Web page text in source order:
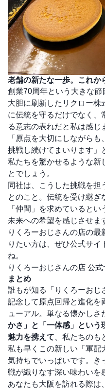
老舗の新たな一歩。これか
創業70周年という大きな
大胆に刷新したリクロー株
に伝統を守るだけでなく、
る意志の表れだと私は感じ
「原点を大切にしながら
挑戦し続けてまいります」
私たちを驚かせるような新
とでしょう。
同社は、こうした挑戦を担
とのこと。伝統を受け継ぎ
「仲間」を求めていると
未来への希望を感じさせま
りくろーおじさんの店の
りたい方は、ぜひ公式サ
ね。
りくろーおじさんの店 公式
まとめ
誰もが知る「りくろーおじ
記念して原点回帰と進化を
ューアル。単なる懐かしさ
かさ」と「一体感」という
魅力を携えて 、私たちのも
私も早くこの新しい「軍配
気持ちでいっぱいです。き
戦が織りなす深い味わいを
あなたも大阪を訪れる際は